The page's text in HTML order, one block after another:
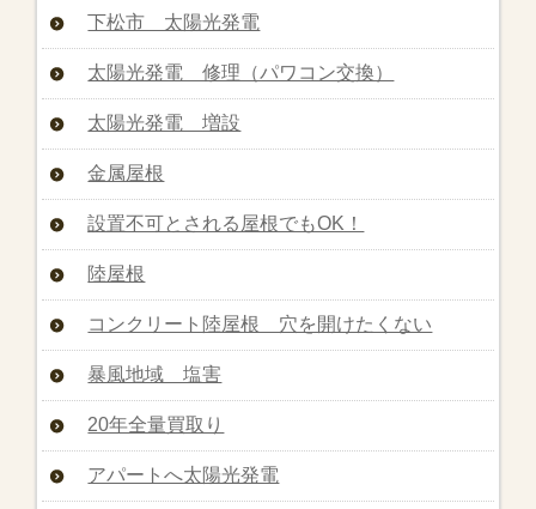
下松市 太陽光発電
太陽光発電 修理（パワコン交換）
太陽光発電 増設
金属屋根
設置不可とされる屋根でもOK！
陸屋根
コンクリート陸屋根 穴を開けたくない
暴風地域 塩害
20年全量買取り
アパートへ太陽光発電